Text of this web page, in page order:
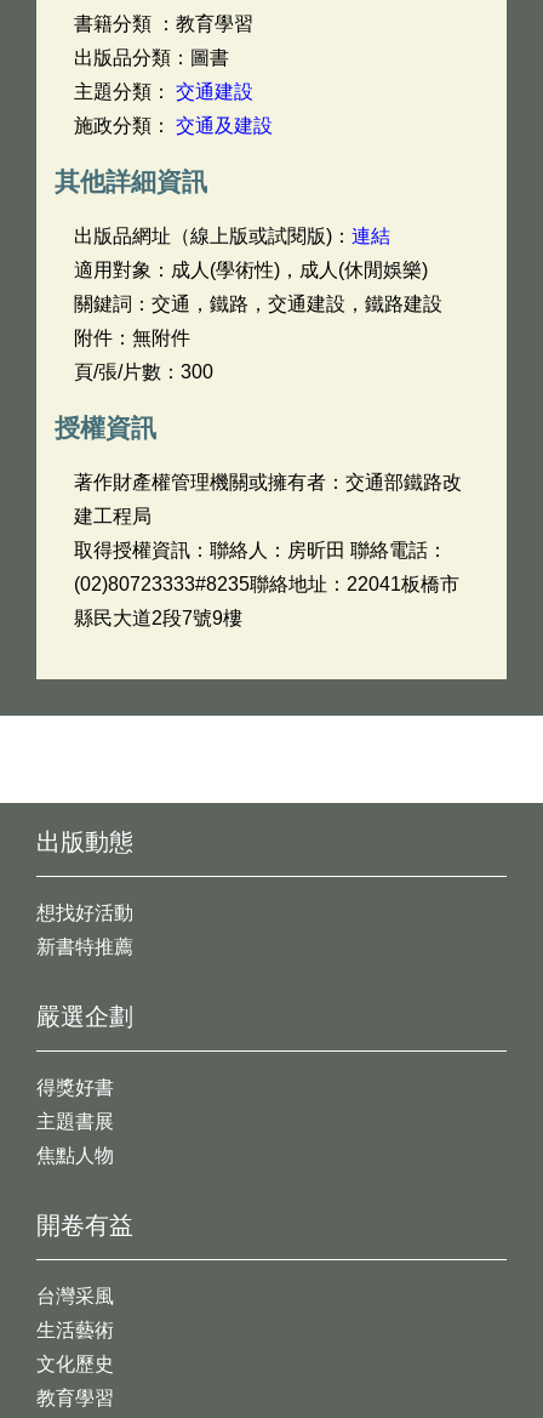
書籍分類 ：教育學習
出版品分類：圖書
主題分類： 交通建設
施政分類： 交通及建設
其他詳細資訊
出版品網址（線上版或試閱版)： 連結
適用對象：成人(學術性)，成人(休閒娛樂)
關鍵詞：交通，鐵路，交通建設，鐵路建設
附件：無附件
頁/張/片數：300
授權資訊
著作財產權管理機關或擁有者：交通部鐵路改
建工程局
取得授權資訊：聯絡人：房昕田 聯絡電話：
(02)80723333#8235聯絡地址：22041板橋市
縣民大道2段7號9樓
出版動態
想找好活動
新書特推薦
開卷有益
台灣采風
生活藝術
文化歷史
教育學習
嚴選企劃
得獎好書
主題書展
焦點人物